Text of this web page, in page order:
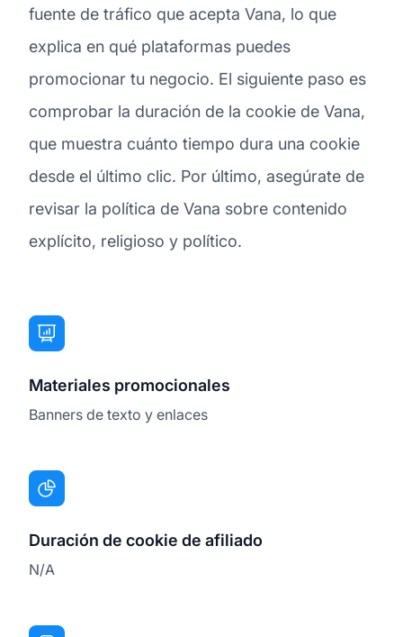
fuente de tráfico que acepta Vana, lo que
explica en qué plataformas puedes
promocionar tu negocio. El siguiente paso es
comprobar la duración de la cookie de Vana,
que muestra cuánto tiempo dura una cookie
desde el último clic. Por último, asegúrate de
revisar la política de Vana sobre contenido
explícito, religioso y político.
Materiales promocionales
Banners de texto y enlaces
Duración de cookie de afiliado
N/A